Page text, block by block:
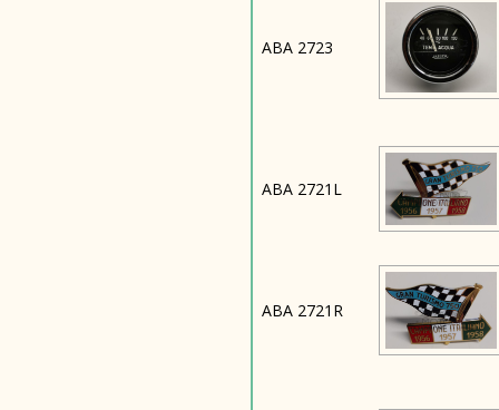
ABA 2723
ABA 2721L
ABA 2721R